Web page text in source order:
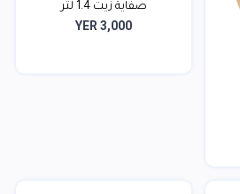
صفاية زيت 1.4 لتر
YER 3,000